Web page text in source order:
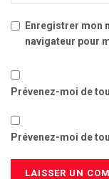
Enregistrer mon
navigateur pour
Prévenez-moi de
Prévenez-moi de